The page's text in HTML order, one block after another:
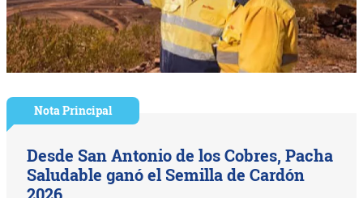
Nota Principal
Desde San Antonio de los Cobres, Pacha
Saludable ganó el Semilla de Cardón